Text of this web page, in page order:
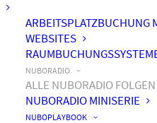
ARBEITSPLATZBUCHUNG
WEBSITES
NUBORADIO
ALLE NUBORADIO FOLGEN
NUBORADIO MINISERIE
NUBOPLAYBOOK